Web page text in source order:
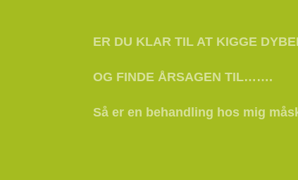
ER DU KLAR TIL AT KIGGE
OG FINDE ÅRSAGEN TIL…….
Så er en behandling hos mig